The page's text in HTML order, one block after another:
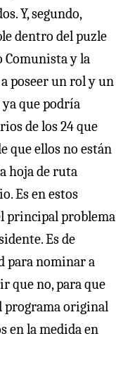
Y, segundo,
dentro del puzle
Comunista y la
poseer un rol y un
que podría
de los 24 que
que ellos no están
hoja de ruta
Es en estos
principal problema
Es de
para nominar a
que no, para que
programa original
en la medida en